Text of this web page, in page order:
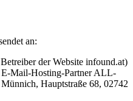
an:
der Website infound.at)
E-Mail-Hosting-Partner ALL-
Hauptstraße 68, 02742